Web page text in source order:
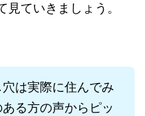
ていきましょう。
は実際に住んでみ
る方の声からピッ